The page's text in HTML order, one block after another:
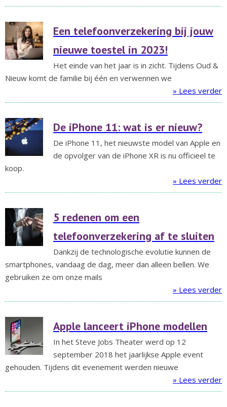
Een telefoonverzekering bij jouw
nieuwe toestel in 2023!
Het einde van het jaar is in zicht. Tijdens Oud &
Nieuw komt de familie bij één en verwennen we
» Lees verder
De iPhone 11: wat is er nieuw?
De iPhone 11, het nieuwste model van Apple en
de opvolger van de iPhone XR is nu officieel te
koop.
» Lees verder
5 redenen om een
telefoonverzekering af te sluiten
Dankzij de technologische evolutie kunnen de
smartphones, vandaag de dag, meer dan alleen bellen. We
gebruiken ze om onze mails
» Lees verder
Apple lanceert iPhone modellen
In het Steve Jobs Theater werd op 12
september 2018 het jaarlijkse Apple event
gehouden. Tijdens dit evenement werden nieuwe
» Lees verder